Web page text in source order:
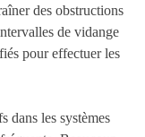
des obstructions
de vidange
pour effectuer les
dans les systèmes